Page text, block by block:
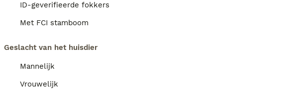
ID-geverifieerde fokkers
Met FCI stamboom
Geslacht van het huisdier
Mannelijk
Vrouwelijk